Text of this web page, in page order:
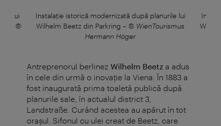
lui
©
Instalație istorică modernizată după planurile lui
Wilhelm Beetz din Parkring – © WienTourismus
Hermann Höger
Antreprenorul berlinez Wilhelm Beetz a adus
în cele din urmă o inovație la Viena: În 1883 a
fost inaugurată prima toaletă publică după
planurile sale, în actualul district 3,
Landstraße. Curând acestea au apărut în tot
orașul. Sifonul cu ulei creat de Beetz, care